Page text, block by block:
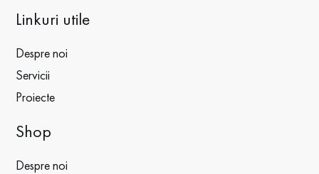
Linkuri utile
Despre noi
Servicii
Proiecte
Shop
Despre noi